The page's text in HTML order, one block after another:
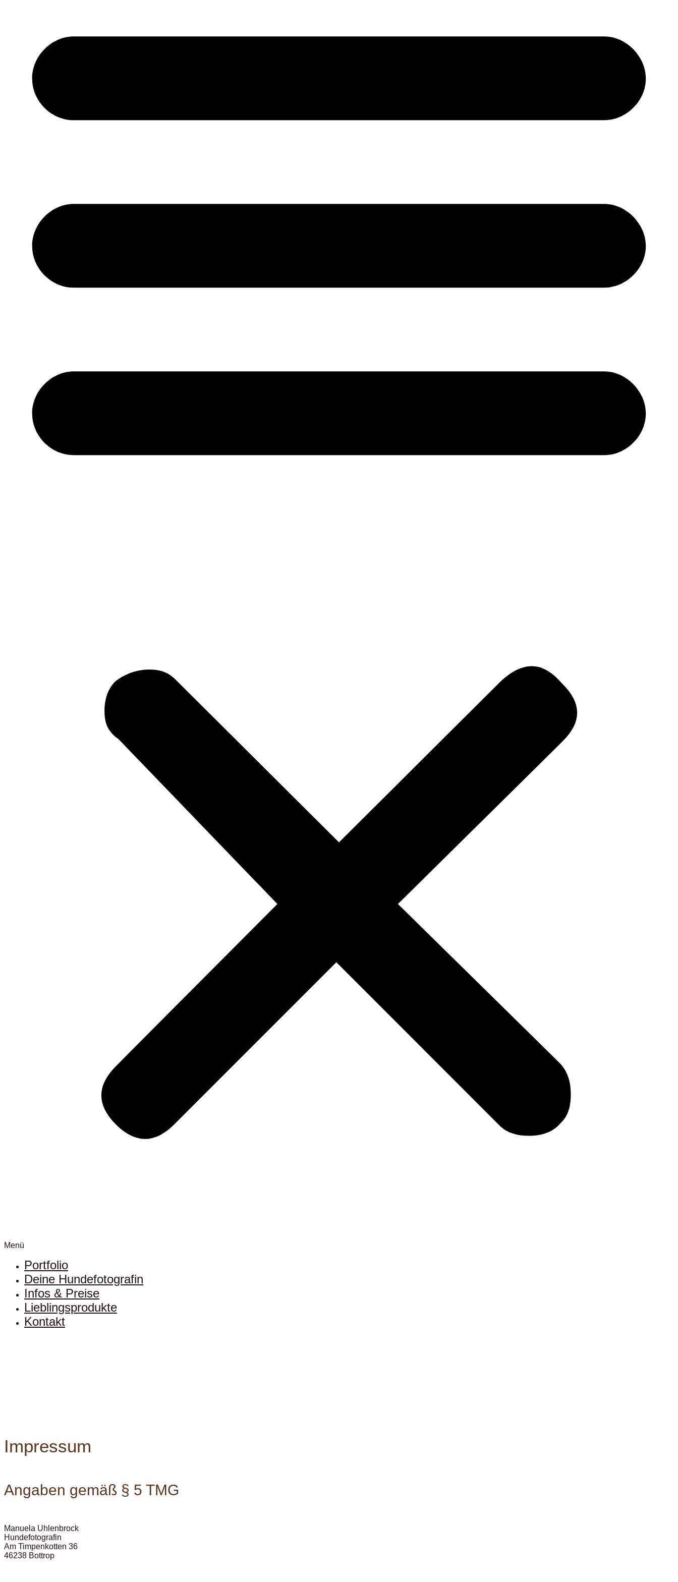
Menü
Portfolio
Deine Hundefotografin
Infos & Preise
Lieblingsprodukte
Kontakt
Impressum
Angaben gemäß § 5 TMG
Manuela Uhlenbrock
Hundefotografin
Am Timpenkotten 36
46238 Bottrop